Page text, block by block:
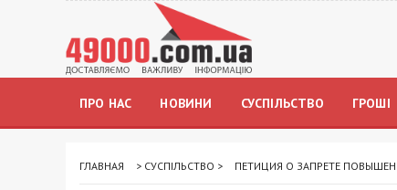
ПРО НАС НОВИНИ СУСПІЛЬСТВО ГРОШІ
ГЛАВНАЯ > СУСПІЛЬСТВО > ПЕТИЦИЯ О ЗАПРЕТЕ